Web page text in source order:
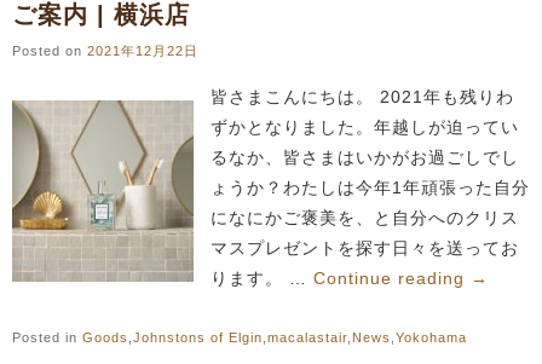
ご案内 | 横浜店
Posted on 2021年12月22日
皆さまこんにちは。 2021年も残りわ
ずかとなりました。年越しが迫ってい
るなか、皆さまはいかがお過ごしでし
ょうか？わたしは今年1年頑張った自分
になにかご褒美を、と自分へのクリス
マスプレゼントを探す日々を送ってお
ります。 … Continue reading →
Posted in Goods Johnstons of Elgin macalastair News Yokohama